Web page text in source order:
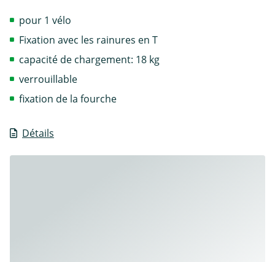
Détails
pour 1 vélo
Fixation avec les rainures en T
capacité de chargement: 18 kg
verrouillable
fixation de la fourche